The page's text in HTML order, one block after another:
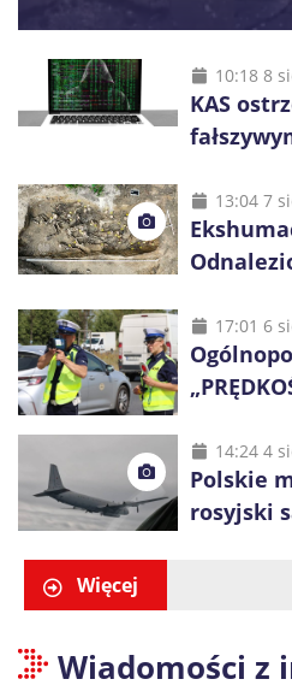
10:18 8
KAS
48 godzin
13:04 7
17:01 6
14:24 4
Polskie
rosyjski
Więcej
Wiadomości z